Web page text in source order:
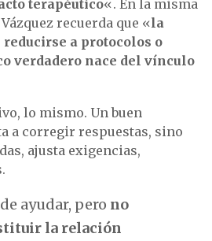
terapéutico«. En la misma
recuerda que «la
a protocolos o
verdadero nace del vínculo
lo mismo. Un buen
a corregir respuestas, sino
ajusta exigencias,
ayudar, pero no
la relación